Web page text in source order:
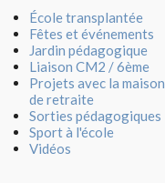
École transplantée
Fêtes et événements
Jardin pédagogique
Liaison CM2 / 6ème
Projets avec la maison
de retraite
Sorties pédagogiques
Sport à l'école
Vidéos